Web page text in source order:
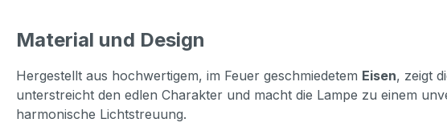
Material und Design
Hergestellt aus hochwertigem, im Feuer geschmiedetem Eisen, zeigt
unterstreicht den edlen Charakter und macht die Lampe zu einem
harmonische Lichtstreuung.